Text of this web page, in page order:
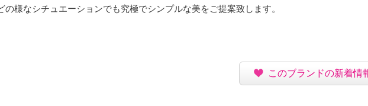
の様なシチュエーションでも究極でシンプルな美をご提案致します。
このブランドの新着情